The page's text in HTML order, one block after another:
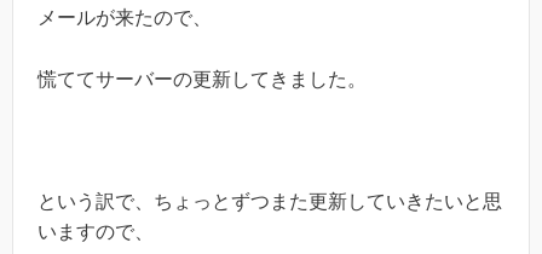
メールが来たので、
慌ててサーバーの更新してきました。
という訳で、ちょっとずつまた更新していきたいと思
いますので、